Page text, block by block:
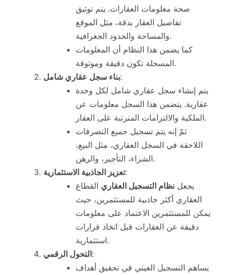
صحة معلومات العقارات. يتم توثيق
تفاصيل العقار بدقة، مثل الموقع
والمساحة والحدود الجغرافية.
كما يضمن هذا النظام أن المعلومات
المسجلة تكون دقيقة وموثوقة.
بناء سجل عقاري شامل:
يتم إنشاء سجل عقاري شامل لكل وحدة
عقارية. يتضمن هذا السجل معلومات عن
الملكية والالتزامات المترتبة على العقار.
ثمّ إنه يتم تسجيل جميع التصرفات
اللاحقة في السجل العقاري، مثل البيع،
الشراء، التأجير، والرهن.
تعزيز الجاذبية الاستثمارية:
يجعل نظام التسجيل العقاري القطاع
العقاري أكثر جاذبية للمستثمرين، حيث
يمكن للمستثمرين الاعتماد على معلومات
دقيقة عن العقارات قبل اتخاذ قرارات
استثمارية.
التحول الرقمي:
يساهم التسجيل العيني في تحقيق أهداف